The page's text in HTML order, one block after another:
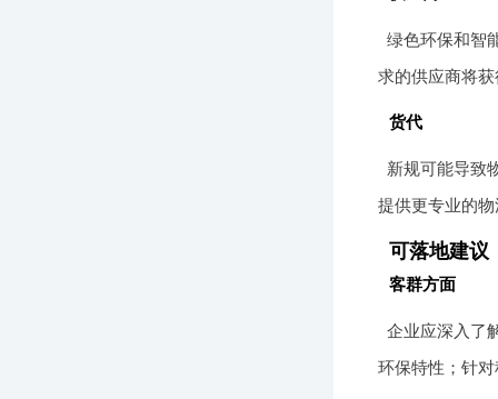
绿色环保和智
求的供应商将
货代
新规可能导致
提供更专业的
可落地建议
客群方面
企业应深入了
环保特性；针